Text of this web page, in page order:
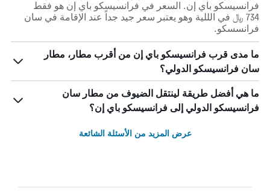
فرانسيسكو باي إن. السعر في فرانسيسكو باي إن هو فقط
734 ﷼ في الللية وهو يعتبر سعر جيد جداً عند الإقامة في سان
فرانسسكو.
ما مدى قرب فرانسيسكو باي إن من أقرب مطار، مطار
سان فرانسيسكو الدولي؟
ما هي أفضل طريقة لينتقل الضيوف من مطار سان
فرانسيسكو الدولي إلى فرانسيسكو باي إن؟
عرض المزيد من الأسئلة الشائعة